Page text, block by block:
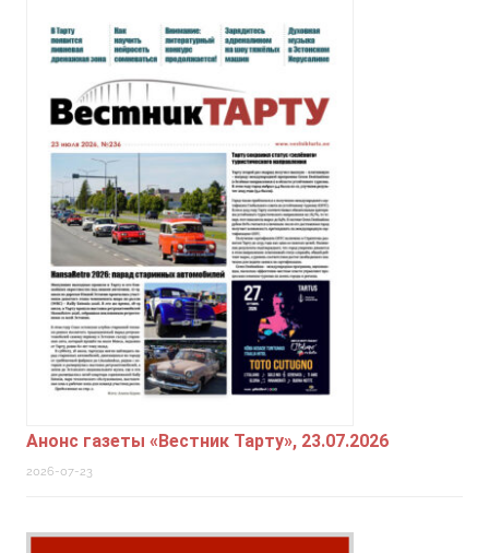
Анонс газеты «Вестник Тарту», 23.07.2026
2026-07-23